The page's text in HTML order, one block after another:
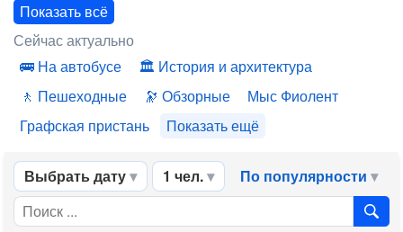
Показать всё
Сейчас актуально
На автобусе
История и архитектура
Пешеходные
Обзорные
Мыс Фиолент
Графская пристань
Показать ещё
Выбрать дату 1 чел. По популярности